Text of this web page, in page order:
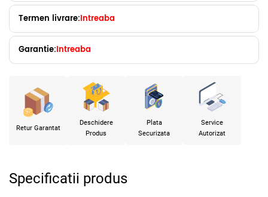
Termen livrare:Intreaba
Garantie:Intreaba
Retur Garantat
Deschidere
Produs
Plata
Securizata
Service
Autorizat
Specificatii produs